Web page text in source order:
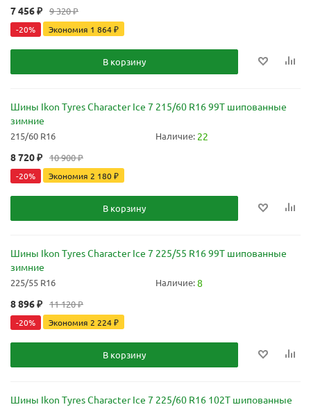
7 456₽ 9 320₽
-20% Экономия 1 864₽
В корзину
Шины Ikon Tyres Character Ice 7 215/60 R16 99T шипованные
зимние
215/60 R16 Наличие: 22
8 720₽ 10 900₽
-20% Экономия 2 180₽
В корзину
Шины Ikon Tyres Character Ice 7 225/55 R16 99T шипованные
зимние
225/55 R16 Наличие:8
8 896₽ 11 120₽
-20% Экономия 2 224₽
В корзину
Шины Ikon Tyres Character Ice 7 225/60 R16 102T шипованные